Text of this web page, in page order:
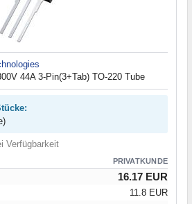
44A 3-Pin(3+Tab) TO-220 Tube
Verfügbarkeit
PRIVATKUNDE
16.17 EUR
11.8 EUR